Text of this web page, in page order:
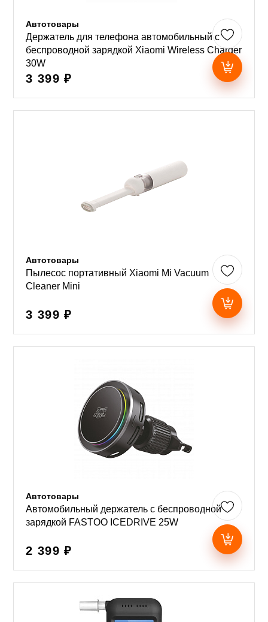
Автотовары
Держатель для телефона автомобильный с
беcпроводной зарядкой Xiaomi Wireless Charger
30W
3 399 ₽
Автотовары
Пылесос портативный Xiaomi Mi Vacuum
Cleaner Mini
3 399 ₽
Автотовары
Автомобильный держатель с беспроводной
зарядкой FASTOO ICEDRIVE 25W
2 399 ₽